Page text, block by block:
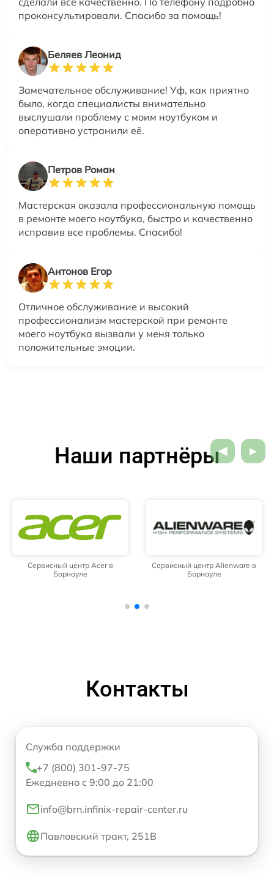
проконсультировали. Спасибо за помощь!
Беляев Леонид
Замечательное обслуживание! Уф, как приятно
было, когда специалисты внимательно
выслушали проблему с моим ноутбуком и
оперативно устранили её.
Петров Роман
Мастерская оказала профессиональную помощь
в ремонте моего ноутбука, быстро и качественно
исправив все проблемы. Спасибо!
Антонов Егор
Отличное обслуживание и высокий
профессионализм мастерской при ремонте
моего ноутбука вызвали у меня только
положительные эмоции.
Наши партнёры
Сервисный центр Acer в
Барнауле
Сервисный центр Alienware в
Барнауле
Контакты
Служба поддержки
+7 (800) 301-97-75
Ежедневно с 9:00 до 21:00
info@brn.infinix-repair-center.ru
Павловский тракт, 251В